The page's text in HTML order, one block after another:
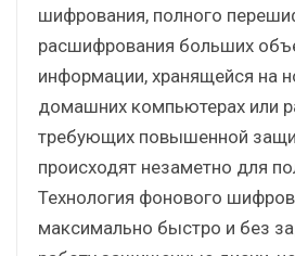
шифрования, полного
расшифрования больших
информации, хранящейся на
домашних компьютерах или
требующих повышенной
происходят незаметно для
Технология фонового
максимально быстро и без